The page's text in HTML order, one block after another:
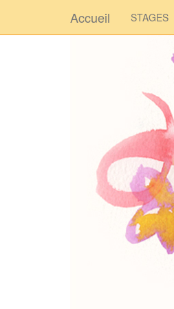
Accueil STAGES